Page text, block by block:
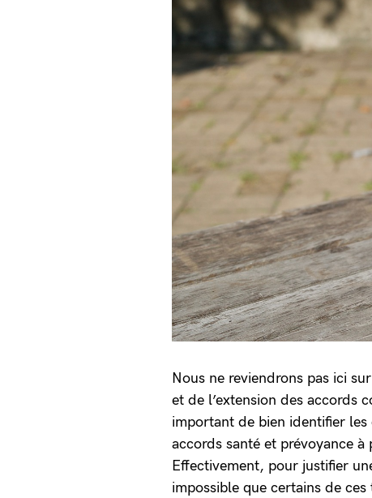
Nous ne reviendrons pas ici sur
et de l’extension des accords
important de bien identifier
accords santé et prévoyance
Effectivement, pour justifier
impossible que certains de